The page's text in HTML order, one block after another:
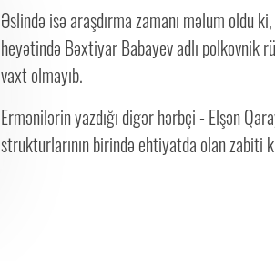
Əslində isə araşdırma zamanı məlum oldu
heyətində Bəxtiyar Babayev adlı polkovnik
vaxt olmayıb.
Ermənilərin yazdığı digər hərbçi - Elşən
strukturlarının birində ehtiyatda olan